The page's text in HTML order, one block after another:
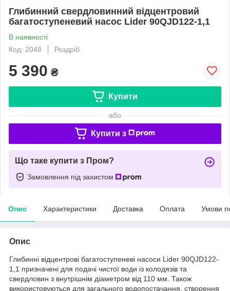
Глибинний свердловинний відцентровий
багатоступеневий насос Lider 90QJD122-1,1
В наявності
Код: 2048
Роздріб
5 390 ₴
Купити
або
Купити з
Що таке купити з Пром?
Замовлення під захистом
Опис Характеристики Доставка Оплата Умови
Опис
Глибинні відцентрові багатоступеневі насоси Lider 90QJD122-
1,1 призначені для подачі чистої води із колодязів та
свердловин з внутрішнім діаметром від 110 мм. Також
використовуються для загального водопостачання, створення